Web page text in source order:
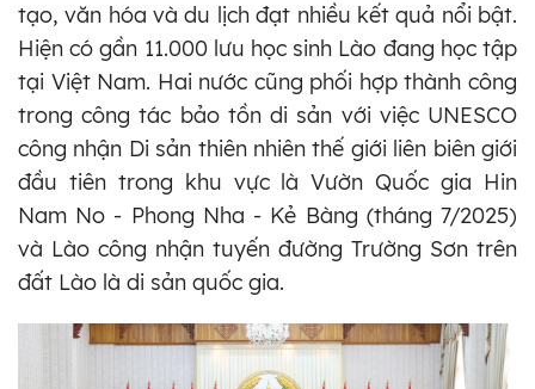
tạo, văn hóa và du lịch đạt nhiều kết quả nổi bật.
Hiện có gần 11.000 lưu học sinh Lào đang học tập
tại Việt Nam. Hai nước cũng phối hợp thành công
trong công tác bảo tồn di sản với việc UNESCO
công nhận Di sản thiên nhiên thế giới liên biên giới
đầu tiên trong khu vực là Vườn Quốc gia Hin
Nam No - Phong Nha - Kẻ Bàng (tháng 7/2025)
và Lào công nhận tuyến đường Trường Sơn trên
đất Lào là di sản quốc gia.